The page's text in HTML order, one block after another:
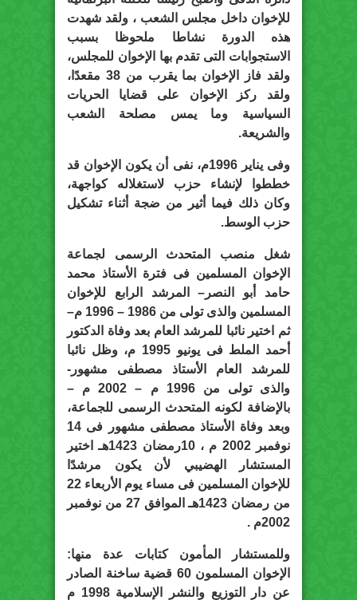
للإخوان داخل مجلس الشعب ، ولقد شهدت
هذه الدورة نشاطا ملحوظا بسبب
الاستجوابات التى تقدم بها الإخوان للمجلس،
ولقد فاز الإخوان بما يقرب من 38 مقعدًا،
ولقد ركز الإخوان على قضايا الحريات
السياسية وما يمس مصلحة الشعب
والشريعة.
وفى يناير 1996م، نفى أن يكون الإخوان قد
خططوا لإنشاء حزب لاستغلاله كواجهة،
وكان ذلك فيما أثير من ضجة أثناء تشكيل
حزب الوسط.
شغل منصب المتحدث الرسمى لجماعة
الإخوان المسلمين فى فترة الأستاذ محمد
حامد أبو النصر– المرشد الرابع للإخوان
المسلمين والذى تولى من 1986 – 1996 م–
ثم اختير نائبا للمرشد العام بعد وفاة الدكتور
أحمد الملط فى يونيو 1995 م، وظل نائبا
للمرشد العام الأستاذ مصطفى مشهور-
والذى تولى من 1996 م – 2002 م –
بالإضافة لكونه المتحدث الرسمى للجماعة،
وبعد وفاة الأستاذ مصطفى مشهور فى 14
نوفمبر 2002 م ، 10رمضان 1423هـ اختير
المستشار الهضيبي لأن يكون مرشدًا
للإخوان المسلمين فى مساء يوم الأربعاء 22
من رمضان 1423هـ الموافق 27 من نوفمبر
2002م .
وللمستشار المأمون كتابات عدة منها:
الإخوان المسلمون 60 قضية ساخنة الصادر
عن دار التوزيع والنشر الإسلامية 1998 م